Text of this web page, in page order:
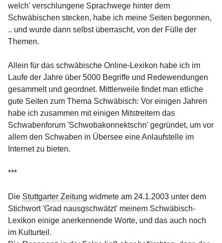
welch' verschlungene Sprachwege hinter dem
Schwäbischen stecken, habe ich meine Seiten begonnen,
.. und wurde dann selbst überrascht, von der Fülle der
Themen.
Allein für das schwäbische Online-Lexikon habe ich im
Laufe der Jahre über 5000 Begriffe und Redewendungen
gesammelt und geordnet. Mittlerweile findet man etliche
gute Seiten zum Thema Schwäbisch: Vor einigen Jahren
habe ich zusammen mit einigen Mitstreitern das
Schwabenforum 'Schwobakonnektschn' gegründet, um vor
allem den Schwaben in Übersee eine Anlaufstelle im
Internet zu bieten.
***
Die Stuttgarter Zeitung widmete am 24.1.2003 unter dem
Stichwort 'Grad nausgschwätzt' meinem Schwäbisch-
Lexikon einige anerkennende Worte, und das auch noch
im Kulturteil.